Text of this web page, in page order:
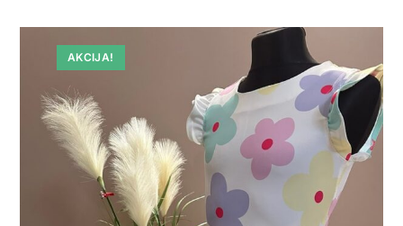
AKCIJA!